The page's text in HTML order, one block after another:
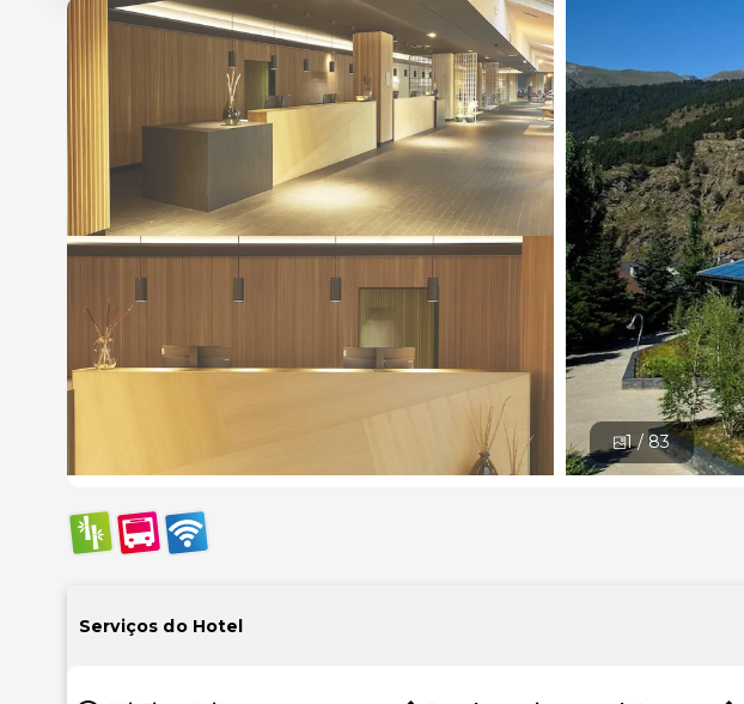
1 /83
Serviços do Hotel